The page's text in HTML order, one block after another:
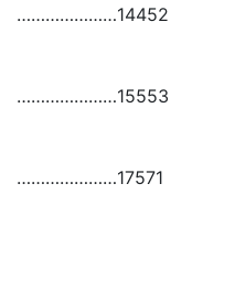
…………………14452
…………………15553
…………………17571